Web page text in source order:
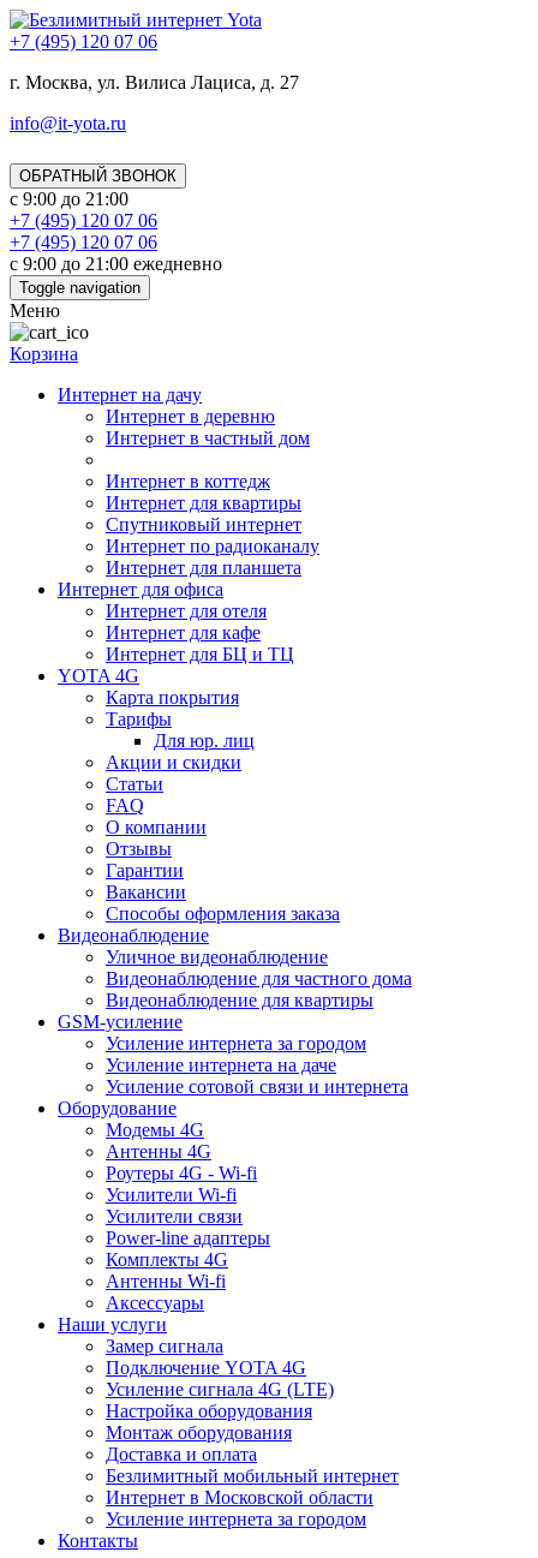
+7 (495) 120 07 06
г. Москва, ул. Вилиса Лациса, д. 27
info@it-yota.ru
ОБРАТНЫЙ ЗВОНОК
с 9:00 до 21:00
+7 (495) 120 07 06
+7 (495) 120 07 06
с 9:00 до 21:00 ежедневно
Toggle navigation
Меню
Корзина
Интернет на дачу
Интернет в деревню
Интернет в частный дом
Интернет в коттедж
Интернет для квартиры
Спутниковый интернет
Интернет по радиоканалу
Интернет для планшета
Интернет для офиса
Интернет для отеля
Интернет для кафе
Интернет для БЦ и ТЦ
YOTA 4G
Карта покрытия
Тарифы
Для юр. лиц
Акции и скидки
Статьи
FAQ
О компании
Отзывы
Гарантии
Вакансии
Способы оформления заказа
Видеонаблюдение
Уличное видеонаблюдение
Видеонаблюдение для частного дома
Видеонаблюдение для квартиры
GSM-усиление
Усиление интернета за городом
Усиление интернета на даче
Усиление сотовой связи и интернета
Оборудование
Модемы 4G
Антенны 4G
Роутеры 4G - Wi-fi
Усилители Wi-fi
Усилители связи
Power-line адаптеры
Комплекты 4G
Антенны Wi-fi
Аксессуары
Наши услуги
Замер сигнала
Подключение YOTA 4G
Усиление сигнала 4G (LTE)
Настройка оборудования
Монтаж оборудования
Доставка и оплата
Безлимитный мобильный интернет
Интернет в Московской области
Усиление интернета за городом
Контакты